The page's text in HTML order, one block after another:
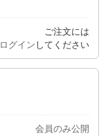
ご注文には
ログイン してください
会員のみ公開